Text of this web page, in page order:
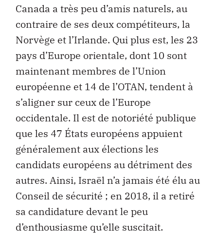
Canada a très peu d’amis naturels, au
contraire de ses deux compétiteurs, la
Norvège et l’Irlande. Qui plus est, les 23
pays d’Europe orientale, dont 10 sont
maintenant membres de l’Union
européenne et 14 de l’OTAN, tendent à
s’aligner sur ceux de l’Europe
occidentale. Il est de notoriété publique
que les 47 États européens appuient
généralement aux élections les
candidats européens au détriment des
autres. Ainsi, Israël n’a jamais été élu au
Conseil de sécurité ; en 2018, il a retiré
sa candidature devant le peu
d’enthousiasme qu’elle suscitait.